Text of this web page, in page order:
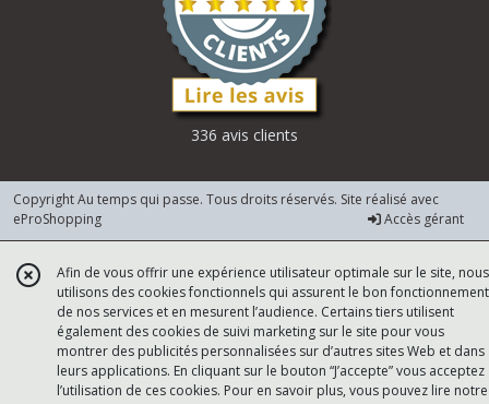
336 avis clients
Copyright Au temps qui passe. Tous droits réservés. Site réalisé avec
eProShopping
Accès gérant
Afin de vous offrir une expérience utilisateur optimale sur le site, nous
utilisons des cookies fonctionnels qui assurent le bon fonctionnement
de nos services et en mesurent l’audience. Certains tiers utilisent
également des cookies de suivi marketing sur le site pour vous
montrer des publicités personnalisées sur d’autres sites Web et dans
leurs applications. En cliquant sur le bouton “J’accepte” vous acceptez
l’utilisation de ces cookies. Pour en savoir plus, vous pouvez lire notre